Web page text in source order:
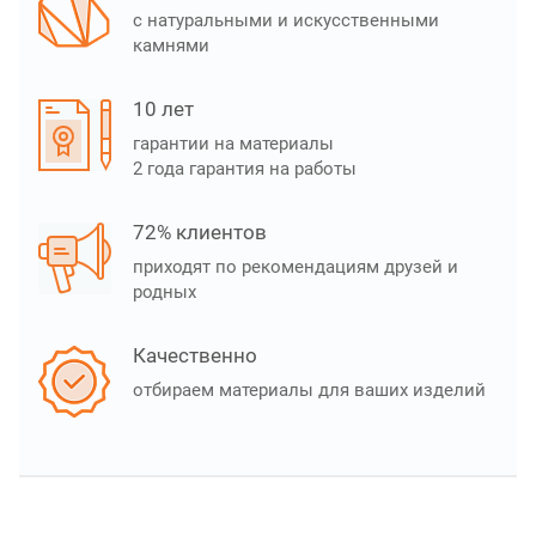
с натуральными и искусственными
камнями
10 лет
гарантии на материалы
2 года гарантия на работы
72% клиентов
приходят по рекомендациям друзей и
родных
Качественно
отбираем материалы для ваших изделий